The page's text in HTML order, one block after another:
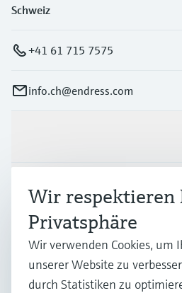
Schweiz
+41 61 715 7575
info.ch@endress.com
Branchen
Support
Wir respektieren
Privatsphäre
Wir verwenden Cookies, um
unserer Website zu
durch Statistiken zu